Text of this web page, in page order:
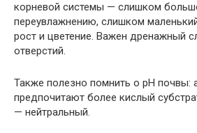
корневой системы — слишком
переувлажнению, слишком
рост и цветение. Важен дренажный
отверстий.
Также полезно помнить о pH почвы:
предпочитают более кислый
— нейтральный.